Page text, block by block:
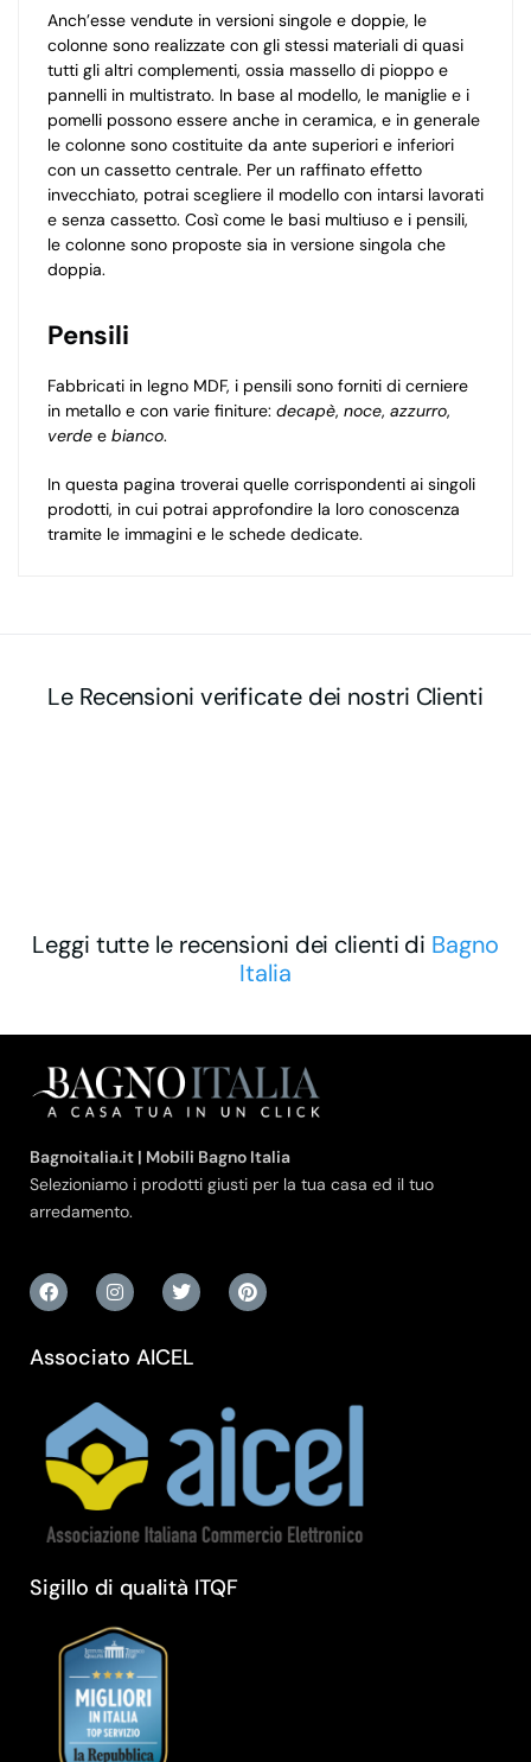
Anch’esse vendute in versioni singole e doppie, le
colonne sono realizzate con gli stessi materiali di quasi
tutti gli altri complementi, ossia massello di pioppo e
pannelli in multistrato. In base al modello, le maniglie e i
pomelli possono essere anche in ceramica, e in generale
le colonne sono costituite da ante superiori e inferiori
con un cassetto centrale. Per un raffinato effetto
invecchiato, potrai scegliere il modello con intarsi lavorati
e senza cassetto. Così come le basi multiuso e i pensili,
le colonne sono proposte sia in versione singola che
doppia.
Pensili
Fabbricati in legno MDF, i pensili sono forniti di cerniere
in metallo e con varie finiture: decapè, noce, azzurro,
verde e bianco.
In questa pagina troverai quelle corrispondenti ai singoli
prodotti, in cui potrai approfondire la loro conoscenza
tramite le immagini e le schede dedicate.
Le Recensioni verificate dei nostri Clienti
Leggi tutte le recensioni dei clienti di Bagno
Italia
Bagnoitalia.it | Mobili Bagno Italia
Selezioniamo i prodotti giusti per la tua casa ed il tuo
arredamento.
Associato AICEL
Sigillo di qualità ITQF